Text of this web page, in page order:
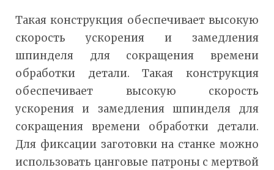
Такая конструкция обеспечивает высокую
скорость ускорения и замедления
шпинделя для сокращения времени
обработки детали. Такая конструкция
обеспечивает высокую скорость
ускорения и замедления шпинделя для
сокращения времени обработки детали.
Для фиксации заготовки на станке можно
использовать цанговые патроны с мертвой